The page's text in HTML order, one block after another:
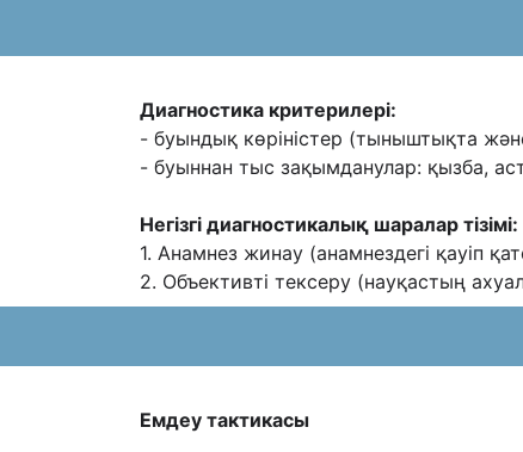
Диагностика критерилері:
- буындық көріністер (тыныштықта
- буыннан тыс зақымданулар: қызба,
Негізгі диагностикалық шаралар тізімі:
1. Анамнез жинау (анамнездегі қауіп
2. Объективті тексеру (науқастың
Емдеу тактикасы